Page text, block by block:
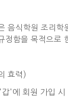
음식학원 조리
정함을 목적으로
효력)
'에 회원 가입 시